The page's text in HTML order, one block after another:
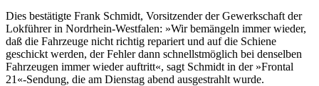
Dies bestätigte Frank Schmidt, Vorsitzender der Gewerkschaft der
Lokführer in Nordrhein-Westfalen: »Wir bemängeln immer wieder,
daß die Fahrzeuge nicht richtig repariert und auf die Schiene
geschickt werden, der Fehler dann schnellstmöglich bei denselben
Fahrzeugen immer wieder auftritt«, sagt Schmidt in der »Frontal
21«-Sendung, die am Dienstag abend ausgestrahlt wurde.